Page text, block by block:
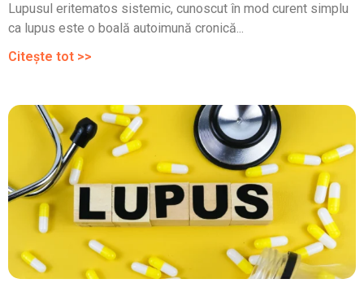
Lupusul eritematos sistemic, cunoscut în mod curent simplu
ca lupus este o boală autoimună cronică...
Citește tot >>